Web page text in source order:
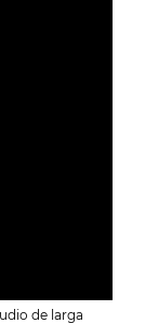
de larga